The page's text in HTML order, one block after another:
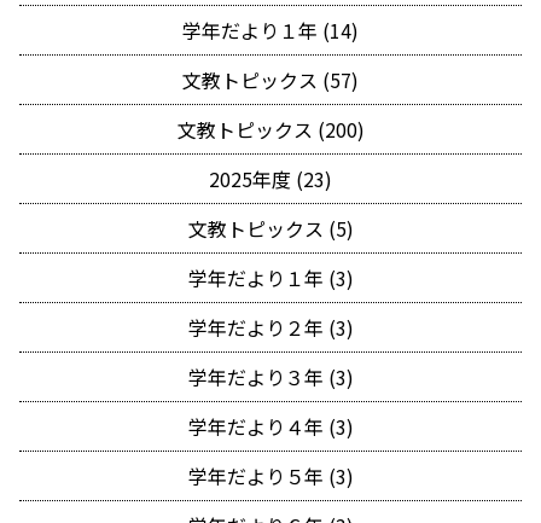
学年だより１年 (14)
文教トピックス (57)
文教トピックス (200)
2025年度 (23)
文教トピックス (5)
学年だより１年 (3)
学年だより２年 (3)
学年だより３年 (3)
学年だより４年 (3)
学年だより５年 (3)